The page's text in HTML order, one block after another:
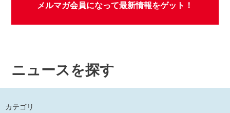
メルマガ会員になって最新情報をゲット！
ニュースを探す
カテゴリ